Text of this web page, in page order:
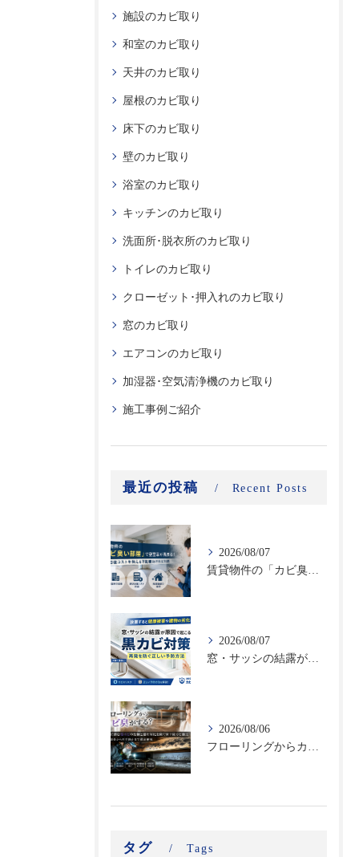
施設のカビ取り
和室のカビ取り
天井のカビ取り
屋根のカビ取り
床下のカビ取り
壁のカビ取り
浴室のカビ取り
キッチンのカビ取り
洗面所･脱衣所のカビ取り
トイレのカビ取り
クローゼット･押入れのカビ取り
窓のカビ取り
エアコンのカビ取り
加湿器･空気清浄機のカビ取り
施工事例ご紹介
最近の投稿 Recent Posts
2026/08/07
2026/08/07
2026/08/06
タグ Tags